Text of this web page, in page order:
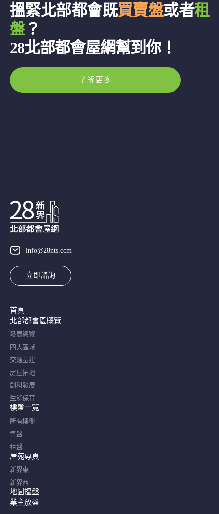
搵緊北部都會既買賣盤或者租
盤？
28北部都會屋網幫到你！
了解更多
info@28nts.com
立即諮詢
首頁
北部都會區概覽​
發展總覽
四大區域
交通基建
房屋拓地
創科發展
生態保育
樓盤一覽
所有樓盤
售盤
租盤
屋苑專頁
新界東
新界西
地圖搵盤
業主放盤